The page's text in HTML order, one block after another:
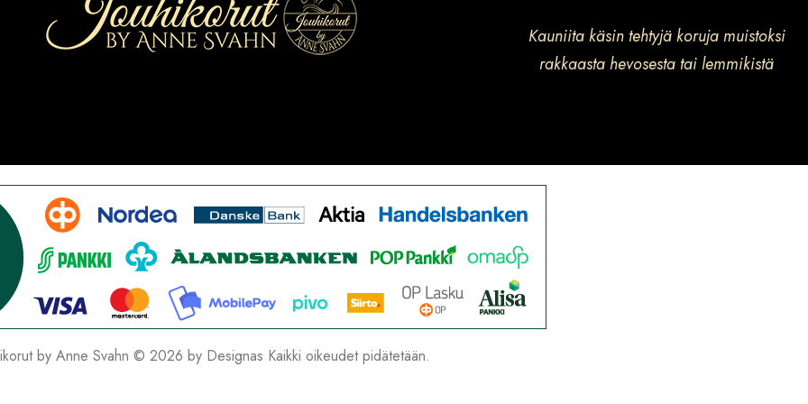
Kauniita käsin tehtyjä koruja muistoksi
rakkaasta hevosesta tai lemmikistä
by Anne Svahn © 2026 by Designas Kaikki oikeudet pidätetään.